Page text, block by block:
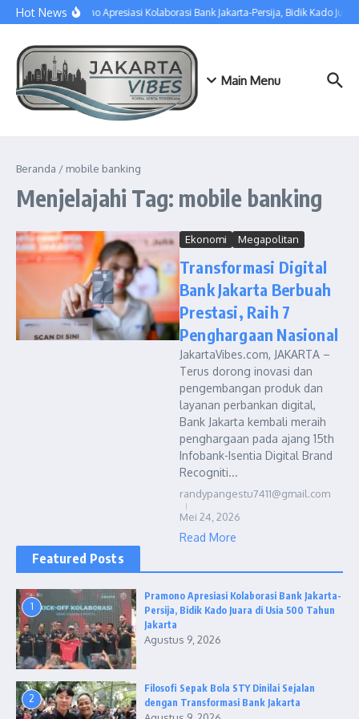
Lewati ke konten
Hot NewsPramono Apresiasi Kolaborasi Bank Jakarta-Persija, Bidik Kado
Main Menu
Beranda / mobile banking
Menjelajahi Tag: mobile banking
Ekonomi Megapolitan
Transformasi Digital
Bank Jakarta Berbuah
Prestasi, Raih 7
Penghargaan Nasional
JakartaVibes.com, JAKARTA –
Terus dorong inovasi dan
pengembangan produk dan
layanan perbankan digital,
Bank Jakarta kembali meraih
penghargaan pada ajang 15th
Infobank-Isentia Digital Brand
Recogniti...
randypangestu7411@gmail.com
Mei 24, 2026
Read More
Featured Posts
1
Pramono Apresiasi Kolaborasi Bank Jakarta-
Persija, Bidik Kado Juara di Usia 500 Tahun
Jakarta
Agustus 9, 2026
2
Filosofi Sepak Bola STY Dinilai Sejalan
dengan Transformasi Bank Jakarta